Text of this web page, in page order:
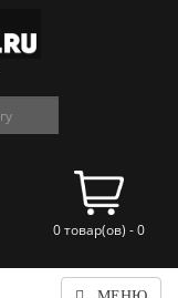
0 товар(ов) - 0